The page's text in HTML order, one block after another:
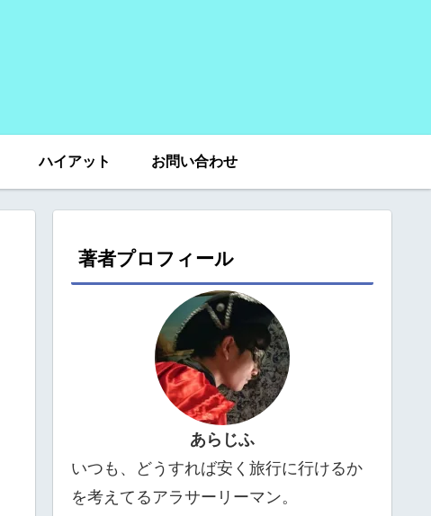
ハイアット お問い合わせ
著者プロフィール
あらじふ
いつも、どうすれば安く旅行に行けるか
を考えてるアラサーリーマン。